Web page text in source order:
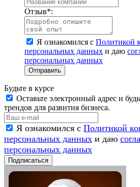
Отзыв*:
Я ознакомился с Политикой
персональных данных и даю
персональных данных
Отправить
Будьте в курсе
Оставьте электронный адрес и
трендов для развития бизнеса.
Я ознакомился с Политикой
персональных данных и даю
персональных данных